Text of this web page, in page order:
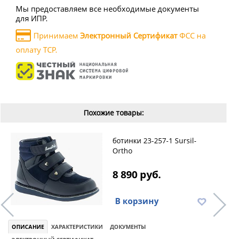
Мы предоставляем все необходимые документы
для ИПР.
Принимаем Электронный СертификатФСС на
оплату ТСР.
Похожие товары:
ботинки 23-257-1 Sursil-
Ortho
8 890 руб.
В корзину
ОПИСАНИЕ ХАРАКТЕРИСТИКИ
ДОКУМЕНТЫ